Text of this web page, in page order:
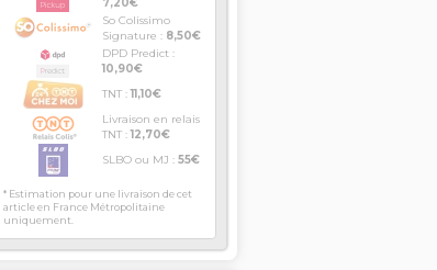
So Colissimo
Signature : 8,50€
DPD Predict :
10,90€
TNT :11,10€
Livraison en relais
TNT :12,70€
SLBO ou MJ : 55€
* Estimation pour une livraison de cet
article en France Métropolitaine
uniquement.